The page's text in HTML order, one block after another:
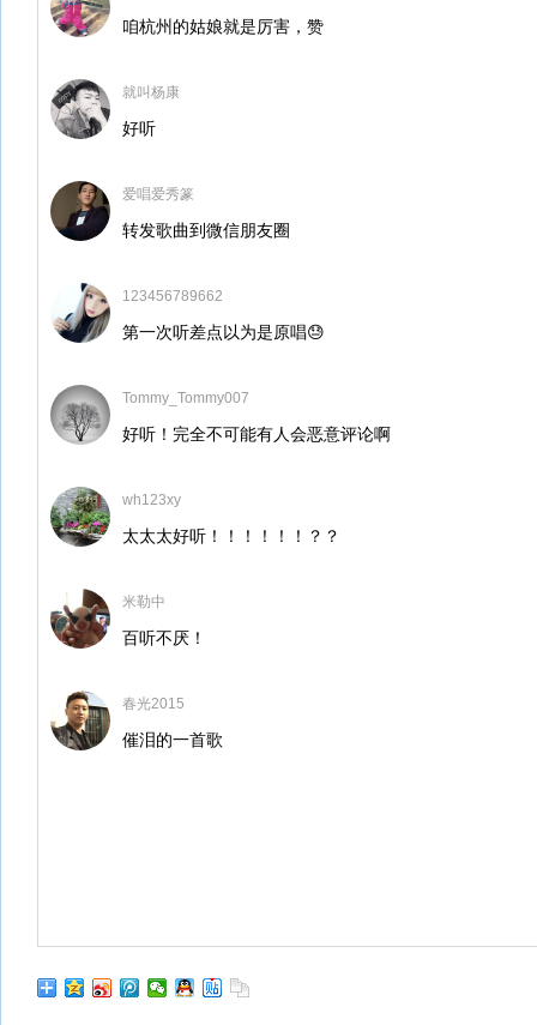
咱杭州的姑娘就是厉害，赞
就叫杨康
好听
爱唱爱秀篆
转发歌曲到微信朋友圈
123456789662
第一次听差点以为是原唱😓
Tommy_Tommy007
好听！完全不可能有人会恶意评论啊
wh123xy
太太太好听！！！！！！？？
米勒中
百听不厌！
春光2015
催泪的一首歌